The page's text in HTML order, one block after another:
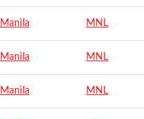
Manila MNL
Manila MNL
Manila MNL